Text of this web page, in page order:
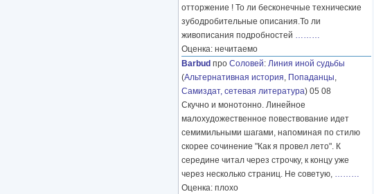
отторжение ! То ли бесконечные технические
зубодробительные описания.То ли
живописания подробностей ………
Оценка: нечитаемо
Barbud про Соловей: Линия иной судьбы
(Альтернативная история, Попаданцы,
Самиздат, сетевая литература) 05 08
Скучно и монотонно. Линейное
малохудожественное повествование идет
семимильными шагами, напоминая по стилю
скорее сочинение "Как я провел лето". К
середине читал через строчку, к концу уже
через несколько страниц. Не советую, ………
Оценка: плохо